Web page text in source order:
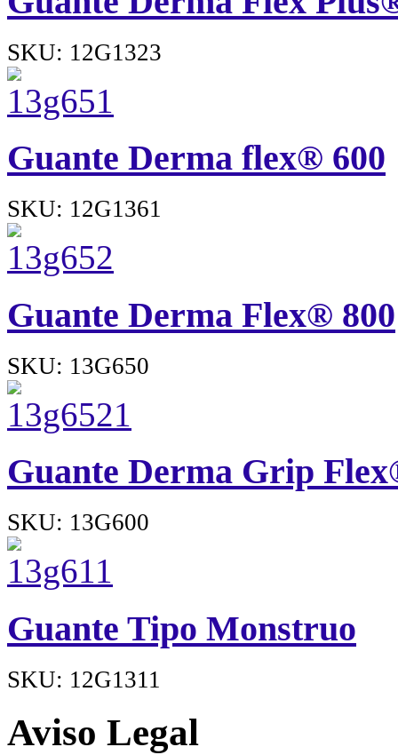
SKU: 12G1323
Guante Derma flex® 600
SKU: 12G1361
Guante Derma Flex® 800
SKU: 13G650
Guante Derma Grip
SKU: 13G600
Guante Tipo Monstruo
SKU: 12G1311
Aviso Legal